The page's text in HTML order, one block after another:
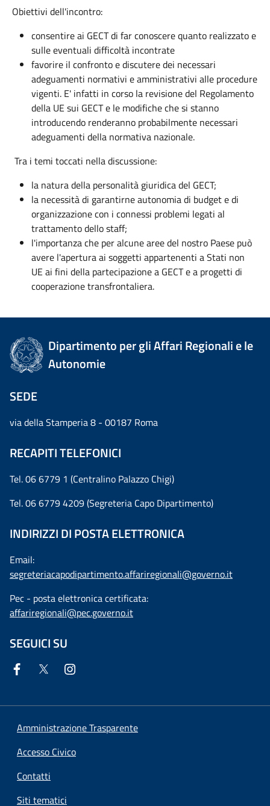
Obiettivi dell'incontro:
consentire ai GECT di far conoscere quanto realizzato e
sulle eventuali difficoltà incontrate
favorire il confronto e discutere dei necessari
adeguamenti normativi e amministrativi alle procedure
vigenti. E' infatti in corso la revisione del Regolamento
della UE sui GECT e le modifiche che si stanno
introducendo renderanno probabilmente necessari
adeguamenti della normativa nazionale.
Tra i temi toccati nella discussione:
la natura della personalità giuridica del GECT;
la necessità di garantirne autonomia di budget e di
organizzazione con i connessi problemi legati al
trattamento dello staff;
l'importanza che per alcune aree del nostro Paese può
avere l'apertura ai soggetti appartenenti a Stati non
UE ai fini della partecipazione a GECT e a progetti di
cooperazione transfrontaliera.
Dipartimento per gli Affari Regionali e le
Autonomie
SEDE
via della Stamperia 8 - 00187 Roma
RECAPITI TELEFONICI
Tel. 06 6779 1 (Centralino Palazzo Chigi)
Tel. 06 6779 4209 (Segreteria Capo Dipartimento)
INDIRIZZI DI POSTA ELETTRONICA
Email:
segreteriacapodipartimento.affariregionali@governo.it
Pec - posta elettronica certificata:
affariregionali@pec.governo.it
SEGUICI SU
Amministrazione Trasparente
Accesso Civico
Contatti
Siti tematici